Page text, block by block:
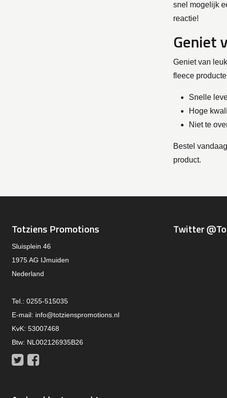
snel mogelijk
reactie!
Geniet
Geniet van
fleece
Snelle
Hoge
Niet te
Bestel
product.
Totziens Promotions
Sluisplein 46
1975 AG IJmuiden
Nederland
Tel.: 0255-515035
E-mail: info@totzienspromotions.nl
KvK: 53007468
Btw: NL002126935B26
Twitter
Twitter